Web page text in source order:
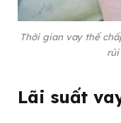
Thời gian vay thế
rủi
Lãi suất